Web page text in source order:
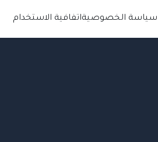
سياسة الخصوصيةاتفافية الاستخدام